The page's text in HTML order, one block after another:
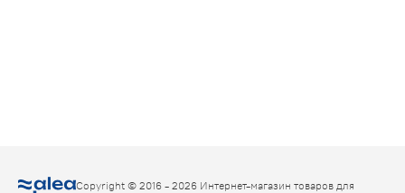
Copyright © 2016 - 2026 Интернет-магазин товаров для